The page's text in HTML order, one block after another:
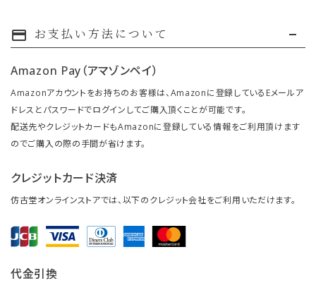
payment お支払い方法について
Amazon Pay（アマゾンペイ）
Amazonアカウントをお持ちのお客様は、Amazonに登録しているEメールア
ドレスとパスワードでログインしてご購入頂くことが可能です。
配送先やクレジットカードもAmazonに登録している情報をご利用頂けます
のでご購入の際の手間が省けます。
クレジットカード決済
仿古堂オンラインストアでは、以下のクレジット会社をご利用いただけます。
代金引換